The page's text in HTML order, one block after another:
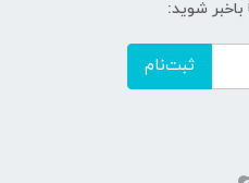
شوید:
ثبت‌نام